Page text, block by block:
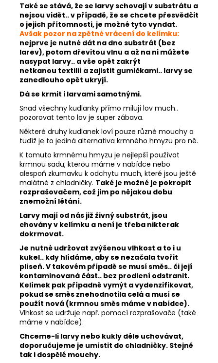
Také se stává, že se larvy schovají v substrátu a
nejsou vidět.. v případě, že se chcete přesvědčit
o jejich přítomnosti, je možné tyto vyndat.
Avšak pozor na zpětné vrácení do kelímku:
nejprve je nutné dát na dno substrát (bez
larev), potom dřevitou vlnu a až na ni můžete
nasypat larvy.. a vše opět zakrýt
netkanou textilií a zajistit gumičkami.. larvy se
zanedlouho opět ukryjí.
Dá se krmit i larvami samotnými.
Snad všechny kudlanky přímo milují lov much..
pozorovat tento lov je super zábava.
Některé druhy kudlanek loví pouze různé mouchy a
tudíž je to jediná alternativa krmného hmyzu pro ně.
K tomuto krmnému hmyzu je nejlepší používat
krmnou sadu, kterou máme v nabídce nebo
alespoň zkumavku k odchytu much, které jsou ještě
malátné z chladničky. Také je možné je pokropit
rozprašovačem, což jim po nějakou dobu
znemožní létání.
Larvy mají od nás již živný substrát, jsou
chovány v kelímku a není je třeba nikterak
dokrmovat.
Je nutné udržovat zvýšenou vlhkost a to i u
kukel.. kdy hlídáme, aby se nezačala tvořit
plíseň. V takovém případě se musí směs.. či její
kontaminovaná část.. bez prodlení odstranit.
Kelímek pak případně vymýt a vydenzifikovat,
pokud se směs znehodnotila celá a musí se
použít nová (krmnou směs máme v nabídce).
Vlhkost se udržuje např. pomocí rozprašovače (také
máme v nabídce).
Chceme-li larvy nebo kukly déle uchovávat,
doporučujeme je umístit do chladničky. Stejně
tak i dospělé mouchy.